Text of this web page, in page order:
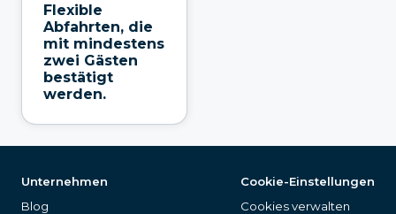
Flexible
Abfahrten, die
mit mindestens
zwei Gästen
bestätigt
werden.
Unternehmen
Blog
Cookie-Einstellungen
Cookies verwalten